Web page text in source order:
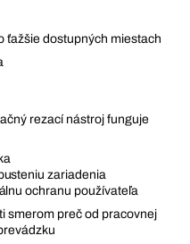
ťažšie dostupných miestach
rezací nástroj funguje
zariadenia
ochranu používateľa
smerom preč od pracovnej